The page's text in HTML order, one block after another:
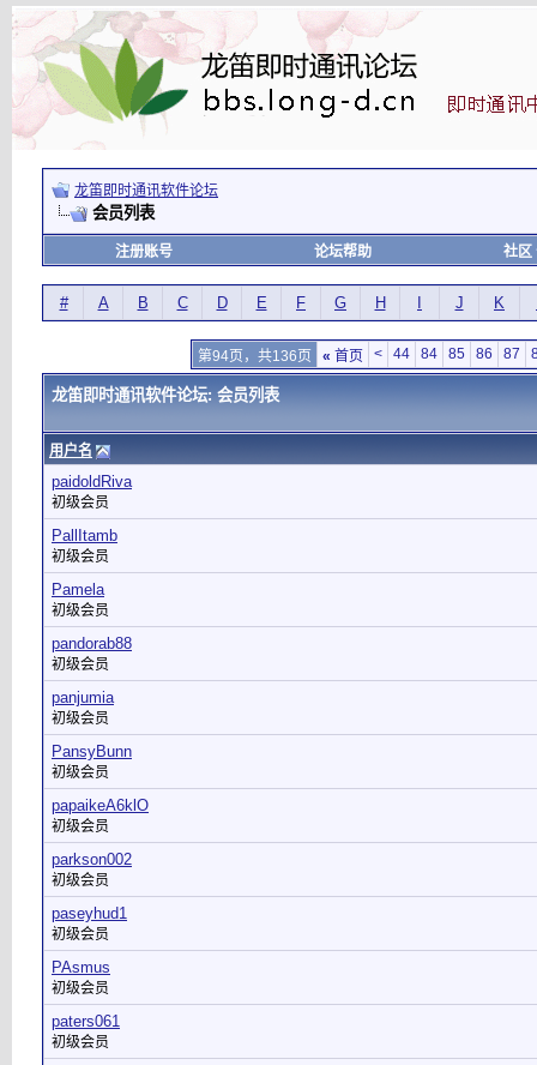
龙笛即时通讯软件论坛
会员列表
注册账号 论坛帮助 社区
# A B C D E F G H J K
第94页，共136页 « 首页 < 44 84 85 86 87
龙笛即时通讯软件论坛: 会员列表
用户名
paidoldRiva
初级会员
PallItamb
初级会员
Pamela
初级会员
pandorab88
初级会员
panjumia
初级会员
PansyBunn
初级会员
papaikeA6klO
初级会员
parkson002
初级会员
paseyhud1
初级会员
PAsmus
初级会员
paters061
初级会员